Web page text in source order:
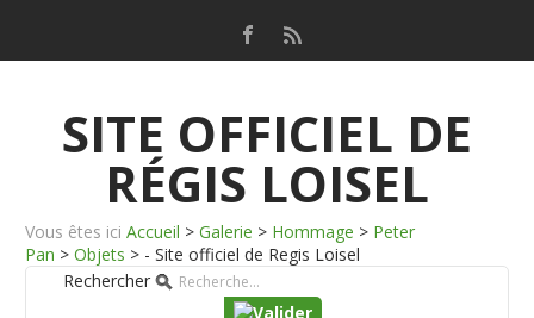
SITE OFFICIEL DE
RÉGIS LOISEL
Vous êtes ici Accueil > Galerie > Hommage > Peter
Pan > Objets > - Site officiel de Regis Loisel
Rechercher